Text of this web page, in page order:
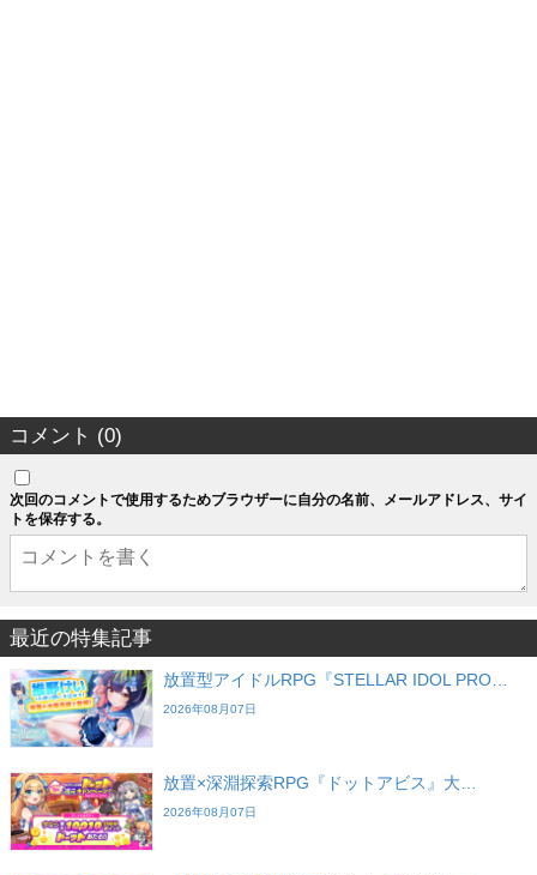
コメント (0)
次回のコメントで使用するためブラウザーに自分の名前、メールアドレス、サイ
トを保存する。
最近の特集記事
放置型アイドルRPG『STELLAR IDOL PRO…
2026年08月07日
放置×深淵探索RPG『ドットアビス』大…
2026年08月07日